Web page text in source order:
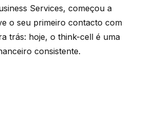
Services, começou a
o seu primeiro contacto com
trás: hoje, o think-cell é uma
consistente.